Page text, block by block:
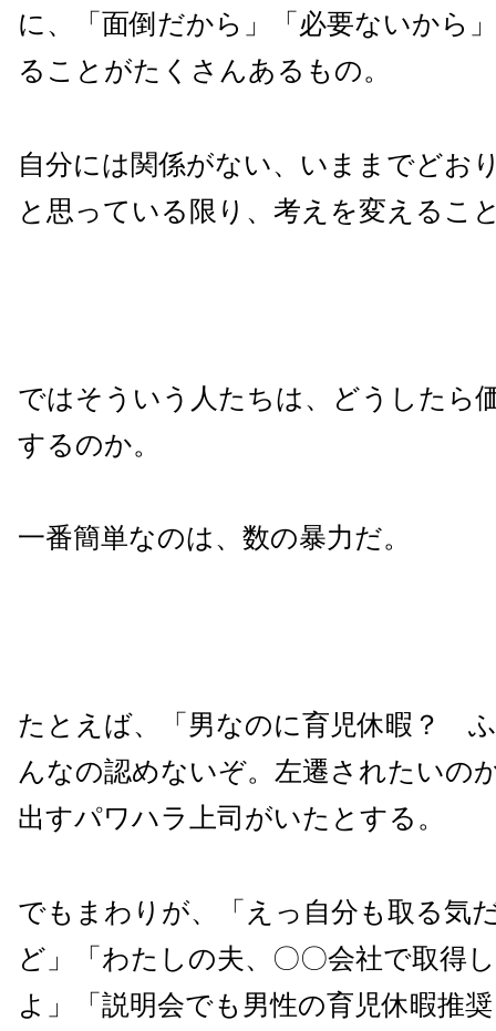
に、「面倒だから」「必要ないから
ることがたくさんあるもの。
自分には関係がない、いままでどお
と思っている限り、考えを変えるこ
ではそういう人たちは、どうしたら
するのか。
一番簡単なのは、数の暴力だ。
たとえば、「男なのに育児休暇？
んなの認めないぞ。左遷されたいの
出すパワハラ上司がいたとする。
でもまわりが、「えっ自分も取る気
ど」「わたしの夫、〇〇会社で取得
よ」「説明会でも男性の育児休暇推